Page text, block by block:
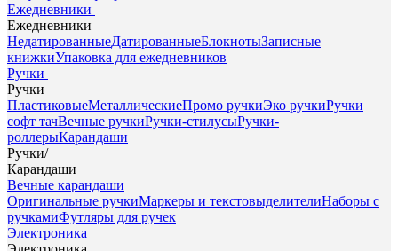
Ежедневники
Ежедневники
НедатированныеДатированныеБлокнотыЗаписные
книжкиУпаковка для ежедневников
Ручки
Ручки
ПластиковыеМеталлическиеПромо ручкиЭко ручкиРучки
софт тачВечные ручкиРучки-стилусыРучки-
роллерыКарандаши
Ручки/
Карандаши
Вечные карандаши
Оригинальные ручкиМаркеры и текстовыделителиНаборы с
ручкамиФутляры для ручек
Электроника